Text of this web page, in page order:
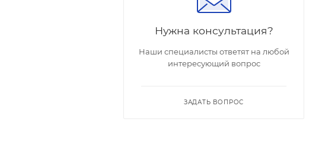
Нужна консультация?
Наши специалисты ответят на любой
интересующий вопрос
ЗАДАТЬ ВОПРОС